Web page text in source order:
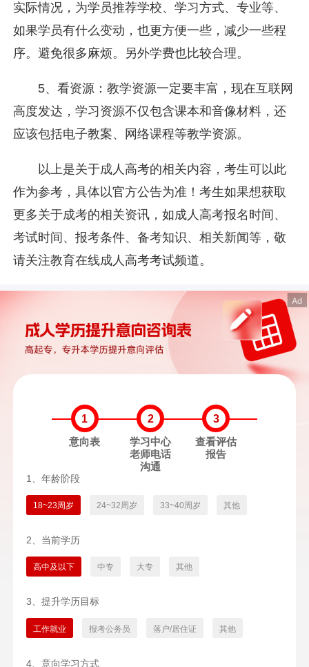
实际情况，为学员推荐学校、学习方式、专业等、
如果学员有什么变动，也更方便一些，减少一些程
序。避免很多麻烦。另外学费也比较合理。
5、看资源：教学资源一定要丰富，现在互联网
高度发达，学习资源不仅包含课本和音像材料，还
应该包括电子教案、网络课程等教学资源。
以上是关于成人高考的相关内容，考生可以此
作为参考，具体以官方公告为准！考生如果想获取
更多关于成考的相关资讯，如成人高考报名时间、
考试时间、报考条件、备考知识、相关新闻等，敬
请关注教育在线成人高考考试频道。
1
意向表
2
学习中心
老师电话
沟通
3
查看评估
报告
1、年龄阶段
18~23周岁 24~32周岁 33~40周岁 其他
2、当前学历
高中及以下 中专 大专 其他
3、提升学历目标
工作就业 报考公务员 落户/居住证 其他
4、意向学习方式